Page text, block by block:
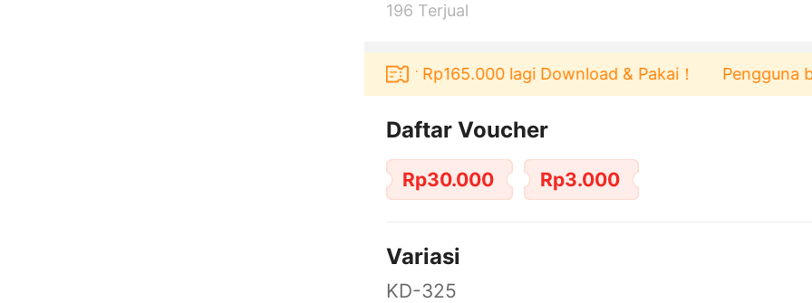
196 Terjual
di aplikasi Akulaku bisa dapat voucher Rp165.000 lagi Download & Pakai！ Pengguna baru
Daftar Voucher
Rp30.000 Rp3.000
Variasi
KD-325